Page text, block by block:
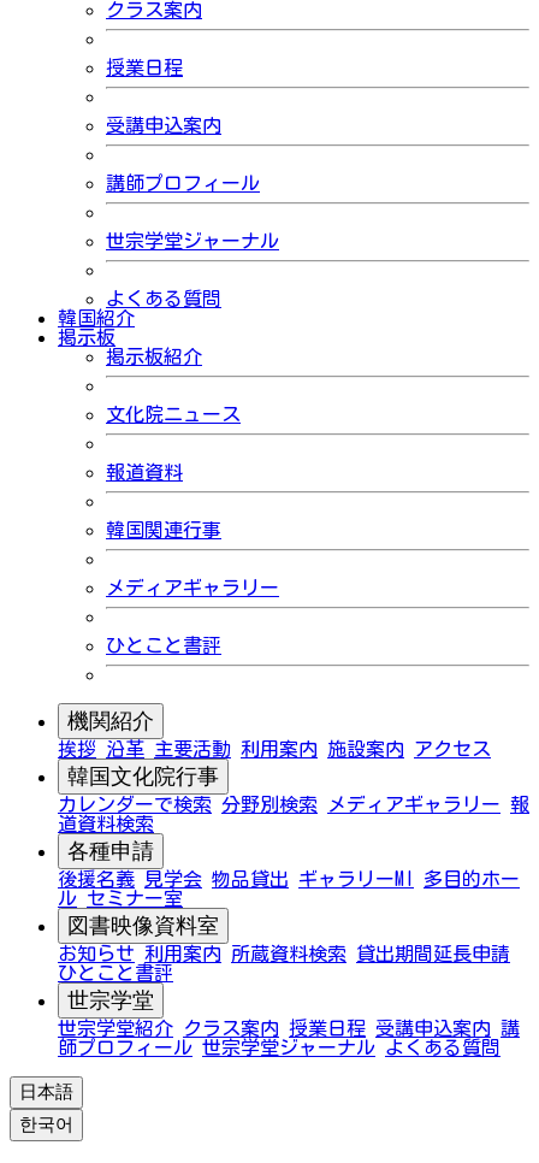
クラス案内
授業日程
受講申込案内
講師プロフィール
世宗学堂ジャーナル
よくある質問
韓国紹介
掲示板
掲示板紹介
文化院ニュース
報道資料
韓国関連行事
メディアギャラリー
ひとこと書評
機関紹介
挨拶 沿革 主要活動 利用案内 施設案内 アクセス
韓国文化院行事
カレンダーで検索 分野別検索 メディアギャラリー 報
道資料検索
各種申請
後援名義 見学会 物品貸出 ギャラリーMI
多目的ホー
ル セミナー室
図書映像資料室
お知らせ 利用案内 所蔵資料検索
貸出期間延長申請
ひとこと書評
世宗学堂
世宗学堂紹介 クラス案内 授業日程 受講申込案内 講
師プロフィール 世宗学堂ジャーナル よくある質問
日本語
한국어